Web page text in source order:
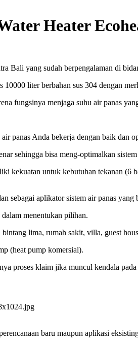
Heater
Bali yang sudah berpengalaman di
liter berbahan sus 304 dengan
fungsinya menjaga suhu air panas
panas Anda bekerja dengan baik dan
sehingga bisa meng-optimalkan
kekuatan untuk kebutuhan tekanan (6
sebagai aplikator sistem air panas yang
menentukan pilihan.
lima, rumah sakit, villa, guest
(heat pump komersial).
proses klaim jika muncul kendala
baru maupun aplikasi